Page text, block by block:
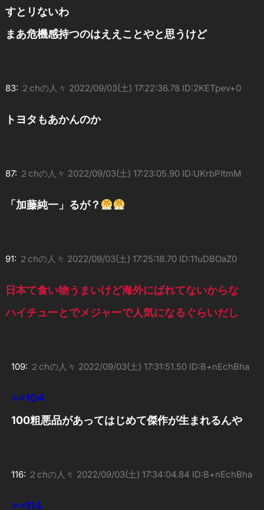
すとリないわ
まあ危機感持つのはええことやと思うけど
83: ２chの人々 2022/09/03(土) 17:22:36.78 ID:2KETpev+0
トヨタもあかんのか
87: ２chの人々 2022/09/03(土) 17:23:05.90 ID:UKrbPItmM
「加藤純一」るが？
91: ２chの人々 2022/09/03(土) 17:25:18.70 ID:11uDBOaZ0
日本て食い物うまいけど海外にばれてないからな
ハイチューとでメジャーで人気になるぐらいだし
109: ２chの人々 2022/09/03(土) 17:31:51.50 ID:B+nEchBha
>>104
100粗悪品があってはじめて傑作が生まれるんや
116: ２chの人々 2022/09/03(土) 17:34:04.84 ID:B+nEchBha
>>114